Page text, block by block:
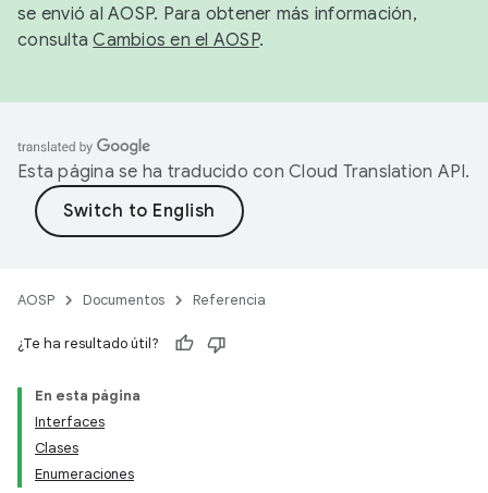
se envió al AOSP. Para obtener más información,
consultaCambios en el AOSP.
Esta página se ha traducido con Cloud Translation API.
AOSP Documentos Referencia
¿Te ha resultado útil?
En esta página
Interfaces
Clases
Enumeraciones